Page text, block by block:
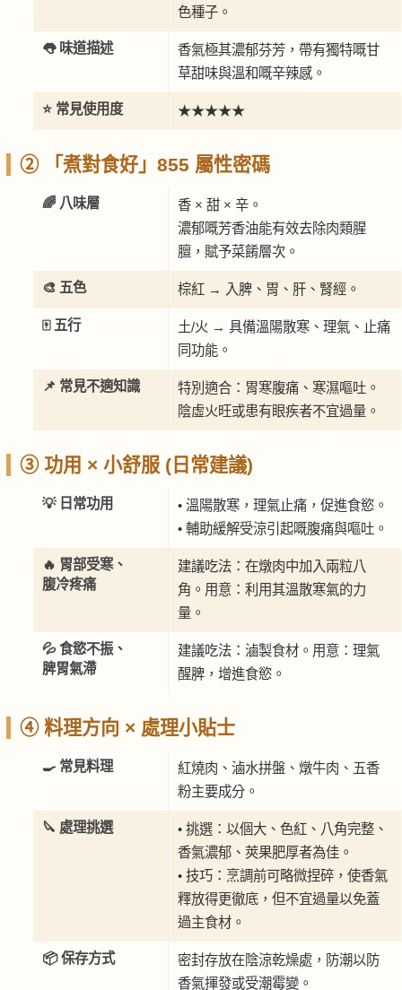
色種子。
👅 味道描述
香氣極其濃郁芬芳，帶有獨特嘅甘
草甜味與溫和嘅辛辣感。
⭐ 常見使用度 ★★★★★
② 「煮對食好」855 屬性密碼
🌈 八味層
香 × 甜 × 辛。
濃郁嘅芳香油能有效去除肉類腥
膻，賦予菜餚層次。
🎨 五色 棕紅 → 入脾、胃、肝、腎經。
🀄 五行
土/火 → 具備溫陽散寒、理氣、止痛
同功能。
📌 常見不適知識
特別適合：胃寒腹痛、寒濕嘔吐。
陰虛火旺或患有眼疾者不宜過量。
③ 功用 × 小舒服 (日常建議)
💡 日常功用
• 溫陽散寒，理氣止痛，促進食慾。
• 輔助緩解受涼引起嘅腹痛與嘔吐。
🔥 胃部受寒、
腹冷疼痛
建議吃法：在燉肉中加入兩粒八
角。用意：利用其溫散寒氣的力
量。
💦 食慾不振、
脾胃氣滯
建議吃法：滷製食材。用意：理氣
醒脾，增進食慾。
④ 料理方向 × 處理小貼士
🍳 常見料理
紅燒肉、滷水拼盤、燉牛肉、五香
粉主要成分。
🔪 處理挑選
• 挑選：以個大、色紅、八角完整、
香氣濃郁、莢果肥厚者為佳。
• 技巧：烹調前可略微捏碎，使香氣
釋放得更徹底，但不宜過量以免蓋
過主食材。
📦 保存方式
密封存放在陰涼乾燥處，防潮以防
香氣揮發或受潮霉變。